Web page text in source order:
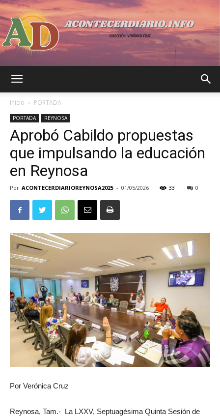
Diario
Inicio PORTADA
PORTADA REYNOSA
Aprobó Cabildo propuestas
que impulsando la educación
en Reynosa
Por ACONTECERDIARIOREYNOSA2025 - 01/05/2026 33 0
Por Verónica Cruz
Reynosa, Tam.- La LXXV, Septuagésima Quinta Sesión de